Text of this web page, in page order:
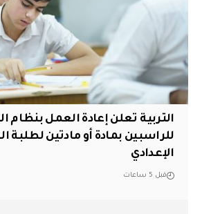
التربية تعلن إعادة العمل بنظام
للراسبين بمادة أو مادتين
الإعدادي
قبل 5 ساعات